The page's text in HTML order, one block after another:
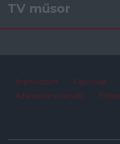
TV műsor
Impresszum Kapcsolat
Adatvédelmi irányelv